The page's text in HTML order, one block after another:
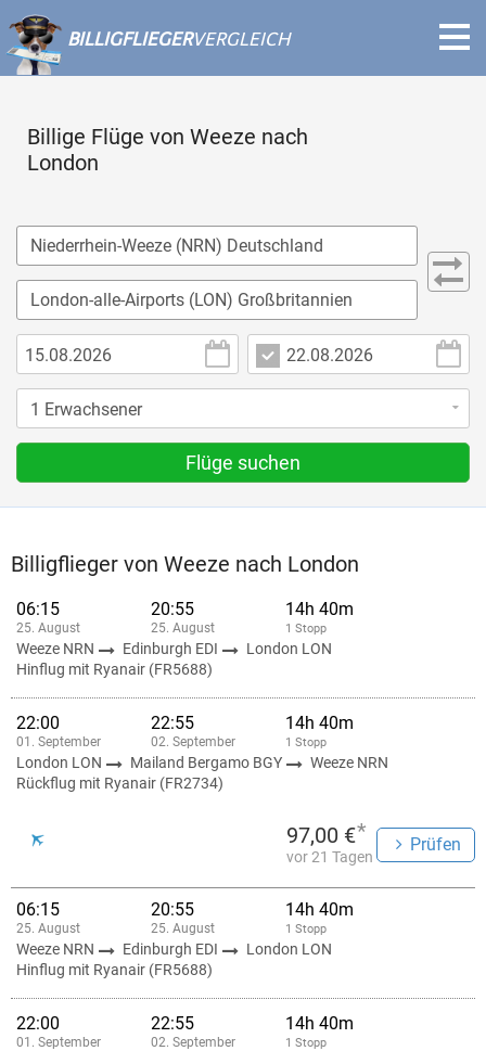
BILLIGFLIEGERVERGLEICH
Billige Flüge von Weeze nach
London
Flüge suchen
Billigflieger von Weeze nach London
06:15
25. August
20:55
25. August
14h 40m
1 Stopp
Weeze NRN Edinburgh EDI
London LON
Hinflug mit Ryanair (FR5688)
22:00
01. September
22:55
02. September
14h 40m
1 Stopp
London LON Mailand Bergamo BGY
Weeze NRN
Rückflug mit Ryanair (FR2734)
97,00 €*
vor 21 Tagen
Prüfen
06:15
25. August
20:55
25. August
14h 40m
1 Stopp
Weeze NRN Edinburgh EDI
London LON
Hinflug mit Ryanair (FR5688)
22:00
01. September
22:55
02. September
14h 40m
1 Stopp